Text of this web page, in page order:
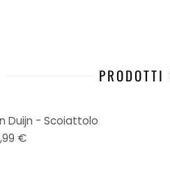
Duijn - Scoiattolo
€